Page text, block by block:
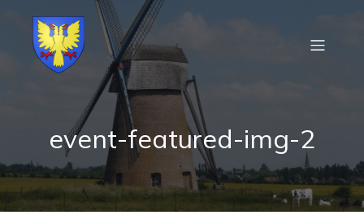
event-featured-img-2